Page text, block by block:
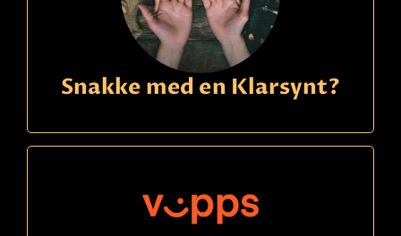
Snakke med en Klarsynt?